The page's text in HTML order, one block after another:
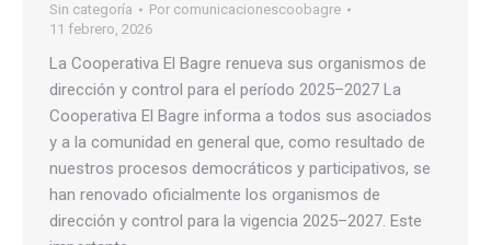
Sin categoría Por comunicacionescoobagre
11 febrero, 2026
La Cooperativa El Bagre renueva sus organismos de
dirección y control para el período 2025–2027 La
Cooperativa El Bagre informa a todos sus asociados
y a la comunidad en general que, como resultado de
nuestros procesos democráticos y participativos, se
han renovado oficialmente los organismos de
dirección y control para la vigencia 2025–2027. Este